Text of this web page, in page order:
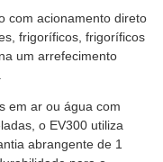
com acionamento direto
frigoríficos, frigoríficos
um arrefecimento
em ar ou água com
o EV300 utiliza
abrangente de 1